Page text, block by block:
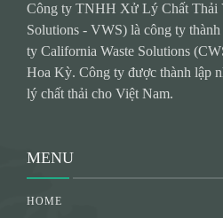
Công ty TNHH Xử Lý Chất Thải
Solutions - VWS) là công ty
ty California Waste Solutions
Hoa Kỳ. Công ty được thành lập
lý chất thải cho Việt Nam.
MENU
HOME